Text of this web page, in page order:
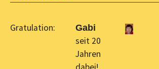
Gratulation: Gabi
seit 20
Jahren